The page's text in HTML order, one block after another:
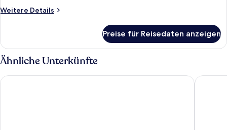
anzeigen
Weitere Details
Weitere
Doppel-
oder
-
Preise für Reisedaten anzeigen
Ähnliche Unterkünfte
Starhotels Anderson Palazzo